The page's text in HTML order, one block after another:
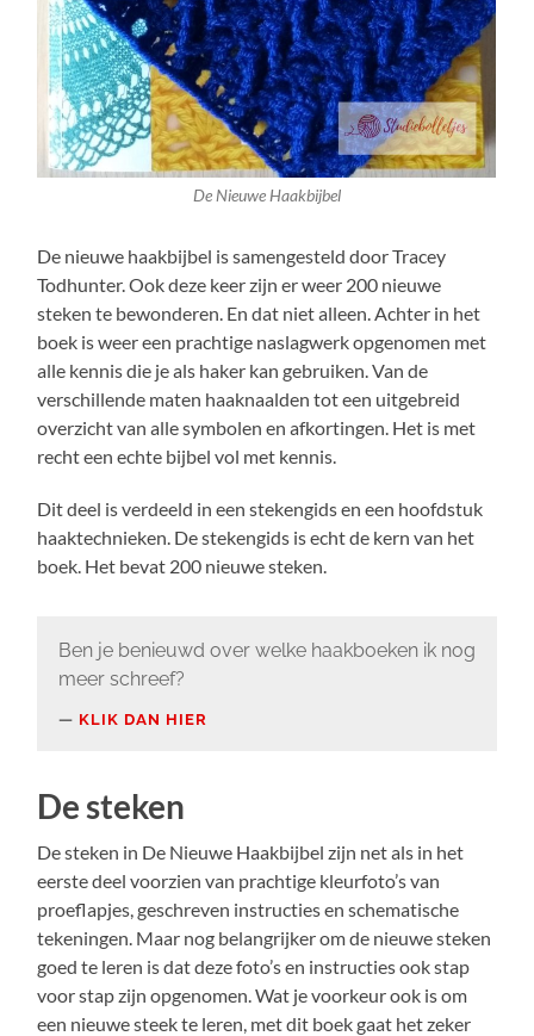
De Nieuwe Haakbijbel
De nieuwe haakbijbel is samengesteld door Tracey
Todhunter. Ook deze keer zijn er weer 200 nieuwe
steken te bewonderen. En dat niet alleen. Achter in het
boek is weer een prachtige naslagwerk opgenomen met
alle kennis die je als haker kan gebruiken. Van de
verschillende maten haaknaalden tot een uitgebreid
overzicht van alle symbolen en afkortingen. Het is met
recht een echte bijbel vol met kennis.
Dit deel is verdeeld in een stekengids en een hoofdstuk
haaktechnieken. De stekengids is echt de kern van het
boek. Het bevat 200 nieuwe steken.
Ben je benieuwd over welke haakboeken ik nog
meer schreef?
KLIK DAN HIER
De steken
De steken in De Nieuwe Haakbijbel zijn net als in het
eerste deel voorzien van prachtige kleurfoto’s van
proeflapjes, geschreven instructies en schematische
tekeningen. Maar nog belangrijker om de nieuwe steken
goed te leren is dat deze foto’s en instructies ook stap
voor stap zijn opgenomen. Wat je voorkeur ook is om
een nieuwe steek te leren, met dit boek gaat het zeker